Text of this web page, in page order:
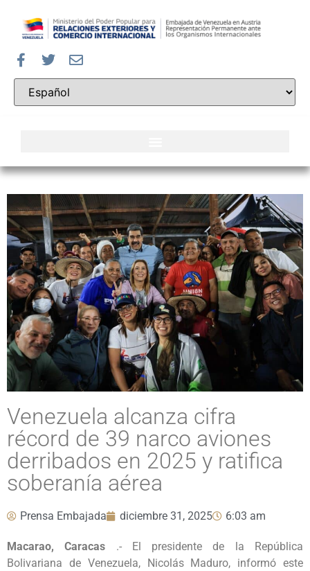
Venezuela alcanza cifra
récord de 39 narco aviones
derribados en 2025 y ratifica
soberanía aérea
Prensa Embajada diciembre 31, 2025 6:03 am
Macarao, Caracas .- El presidente de la República
Bolivariana de Venezuela, Nicolás Maduro, informó este